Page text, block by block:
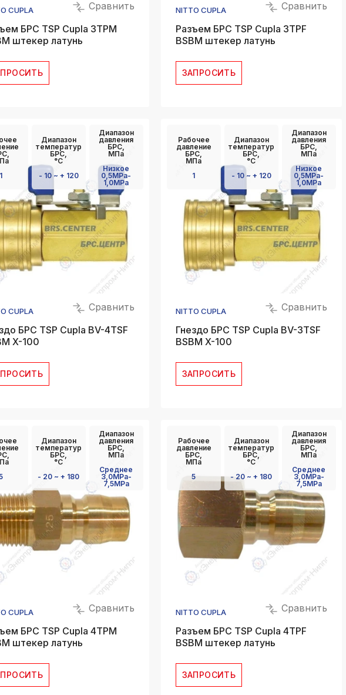
CUPLA
Сравнить
БРС TSP Cupla 3TPM
штекер латунь
NITTO CUPLA
Сравнить
Разъем БРС TSP Cupla 3TPF
BSBM штекер латунь
ЗАПРОСИТЬ
1
Диапазон
температур
БРС,
°C
- 10 ~ + 120
Диапазон
давления
БРС,
МПа
Низкое
0,5MPa-
1,0MPa
CUPLA
Сравнить
БРС TSP Cupla BV-4TSF
X-100
Рабочее
давление
БРС,
МПа
1
Диапазон
температур
БРС,
°C
- 10 ~ + 120
Диапазон
давления
БРС,
МПа
Низкое
0,5MPa-
1,0MPa
NITTO CUPLA
Сравнить
Гнездо БРС TSP Cupla BV-3TSF
BSBM X-100
ЗАПРОСИТЬ
Диапазон
температур
БРС,
°C
- 20 ~ + 180
Диапазон
давления
БРС,
МПа
Среднее
3,0MPa-
7,5MPa
CUPLA
Сравнить
БРС TSP Cupla 4TPM
штекер латунь
Рабочее
давление
БРС,
МПа
5
Диапазон
температур
БРС,
°C
- 20 ~ + 180
Диапазон
давления
БРС,
МПа
Среднее
3,0MPa-
7,5MPa
NITTO CUPLA
Сравнить
Разъем БРС TSP Cupla 4TPF
BSBM штекер латунь
ЗАПРОСИТЬ